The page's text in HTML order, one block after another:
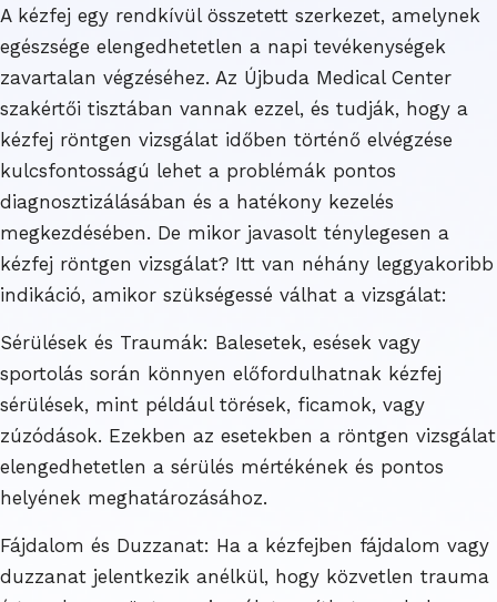
A kézfej egy rendkívül összetett szerkezet, amelynek
egészsége elengedhetetlen a napi tevékenységek
zavartalan végzéséhez. Az Újbuda Medical Center
szakértői tisztában vannak ezzel, és tudják, hogy a
kézfej röntgen vizsgálat időben történő elvégzése
kulcsfontosságú lehet a problémák pontos
diagnosztizálásában és a hatékony kezelés
megkezdésében. De mikor javasolt ténylegesen a
kézfej röntgen vizsgálat? Itt van néhány leggyakoribb
indikáció, amikor szükségessé válhat a vizsgálat:
Sérülések és Traumák: Balesetek, esések vagy
sportolás során könnyen előfordulhatnak kézfej
sérülések, mint például törések, ficamok, vagy
zúzódások. Ezekben az esetekben a röntgen vizsgálat
elengedhetetlen a sérülés mértékének és pontos
helyének meghatározásához.
Fájdalom és Duzzanat: Ha a kézfejben fájdalom vagy
duzzanat jelentkezik anélkül, hogy közvetlen trauma